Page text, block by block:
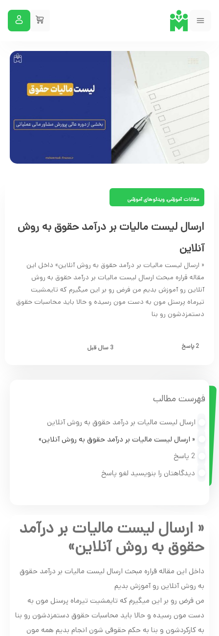
مقالات آموزشی,ویدئوهای آموزشی
ارسال لیست مالیات بر درآمد حقوق به روش
آنلاین
« ارسال لیست مالیات بر درآمد حقوق به روش آنلاین» داخل این
مقاله قراره مبحث ارسال لیست مالیات بر درآمد حقوق به روش
آنلاین رو آموزش بدیم من فرض رو بر این میگیرم که تایمشیت
تیرماه پرسنل مون به دست مون رسیده و حالا باید محاسبات حقوق
دستمزدشون رو بنا
2 پاسخ 3 سال قبل
فهرست مطالب
ارسال لیست مالیات بر درآمد حقوق به روش آنلاین
« ارسال لیست مالیات بر درآمد حقوق به روش آنلاین»
2 پاسخ
دیدگاهتان را بنویسید لغو پاسخ
« ارسال لیست مالیات بر درآمد
حقوق به روش آنلاین»
داخل این مقاله قراره مبحث ارسال لیست مالیات بر درآمد حقوق
به روش آنلاین رو آموزش بدیم
من فرض رو بر این میگیرم که تایمشیت تیرماه پرسنل مون به
دست مون رسیده و حالا باید محاسبات حقوق دستمزدشون رو بنا
به کارکردشون و بنا به حکم حقوقی شون انجام بدیم همه مون